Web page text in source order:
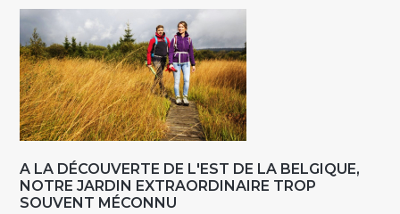
A LA DÉCOUVERTE DE L'EST DE LA BELGIQUE,
NOTRE JARDIN EXTRAORDINAIRE TROP
SOUVENT MÉCONNU